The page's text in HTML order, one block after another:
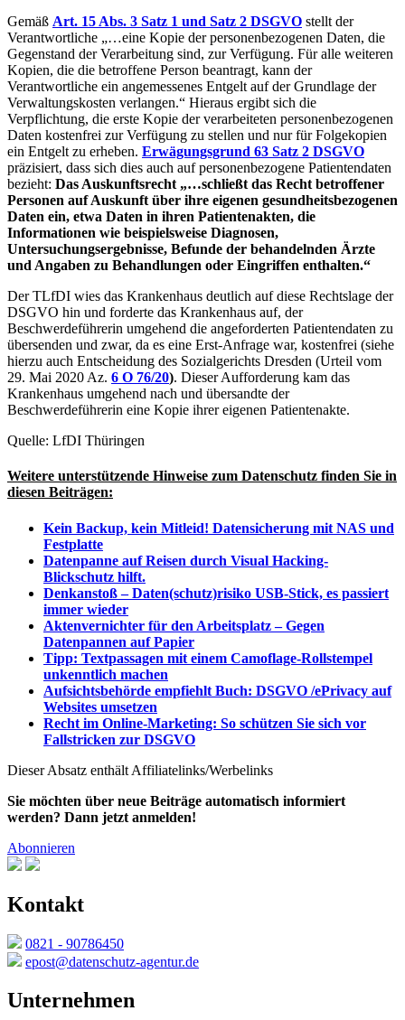
Gemäß Art. 15 Abs. 3 Satz 1 und Satz 2 DSGVO stellt der
Verantwortliche „…eine Kopie der personenbezogenen Daten, die
Gegenstand der Verarbeitung sind, zur Verfügung. Für alle weiteren
Kopien, die die betroffene Person beantragt, kann der
Verantwortliche ein angemessenes Entgelt auf der Grundlage der
Verwaltungskosten verlangen.“ Hieraus ergibt sich die
Verpflichtung, die erste Kopie der verarbeiteten personenbezogenen
Daten kostenfrei zur Verfügung zu stellen und nur für Folgekopien
ein Entgelt zu erheben. Erwägungsgrund 63 Satz 2 DSGVO
präzisiert, dass sich dies auch auf personenbezogene Patientendaten
bezieht: Das Auskunftsrecht „…schließt das Recht betroffener
Personen auf Auskunft über ihre eigenen gesundheitsbezogenen
Daten ein, etwa Daten in ihren Patientenakten, die
Informationen wie beispielsweise Diagnosen,
Untersuchungsergebnisse, Befunde der behandelnden Ärzte
und Angaben zu Behandlungen oder Eingriffen enthalten.“
Der TLfDI wies das Krankenhaus deutlich auf diese Rechtslage der
DSGVO hin und forderte das Krankenhaus auf, der
Beschwerdeführerin umgehend die angeforderten Patientendaten zu
übersenden und zwar, da es eine Erst-Anfrage war, kostenfrei (siehe
hierzu auch Entscheidung des Sozialgerichts Dresden (Urteil vom
29. Mai 2020 Az. 6 O 76/20). Dieser Aufforderung kam das
Krankenhaus umgehend nach und übersandte der
Beschwerdeführerin eine Kopie ihrer eigenen Patientenakte.
Quelle: LfDI Thüringen
Weitere unterstützende Hinweise zum Datenschutz finden Sie in
diesen Beiträgen:
Kein Backup, kein Mitleid! Datensicherung mit NAS und
Festplatte
Datenpanne auf Reisen durch Visual Hacking-
Blickschutz hilft.
Denkanstoß – Daten(schutz)risiko USB-Stick, es passiert
immer wieder
Aktenvernichter für den Arbeitsplatz – Gegen
Datenpannen auf Papier
Tipp: Textpassagen mit einem Camoflage-Rollstempel
unkenntlich machen
Aufsichtsbehörde empfiehlt Buch: DSGVO /ePrivacy auf
Websites umsetzen
Recht im Online-Marketing: So schützen Sie sich vor
Fallstricken zur DSGVO
Dieser Absatz enthält Affiliatelinks/Werbelinks
Sie möchten über neue Beiträge automatisch informiert
werden? Dann jetzt anmelden!
Abonnieren
Kontakt
0821 - 90786450
epost@datenschutz-agentur.de
Unternehmen